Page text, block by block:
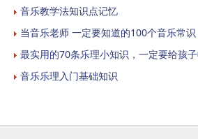
音乐教学法知识点记忆
当音乐老师 一定要知道的100个音乐常识
最实用的70条乐理小知识，一定要给孩子
音乐乐理入门基础知识